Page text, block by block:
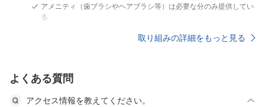
アメニティ（歯ブラシやヘアブラシ等）は必要な分のみ提供してい
る
取り組みの詳細をもっと見る
よくある質問
アクセス情報を教えてください。